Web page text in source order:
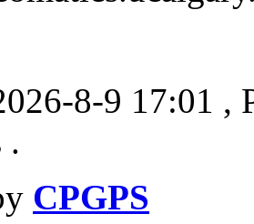
8-9 17:01 ,
.
CPGPS